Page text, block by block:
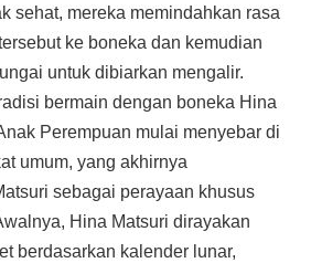
sehat, mereka memindahkan rasa
ke boneka dan kemudian
untuk dibiarkan mengalir.
bermain dengan boneka Hina
Perempuan mulai menyebar di
umum, yang akhirnya
sebagai perayaan khusus
Hina Matsuri dirayakan
berdasarkan kalender lunar,